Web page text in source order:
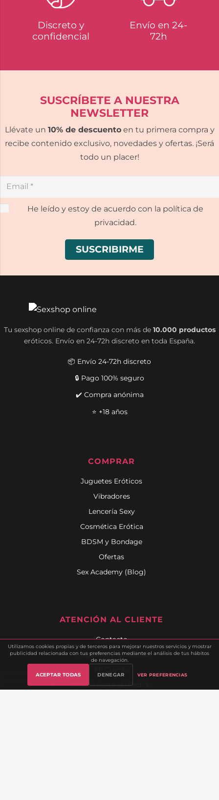
Utilizamos cookies propias y de terceros para mejorar nuestros servicios y mostrar
publicidad relacionada con tus preferencias mediante el análisis de tus hábitos
de navegación.
ACEPTAR TODAS DENEGAR VER PREFERENCIAS
Discreto y
confidencial
Envío en 24-
72h
SUSCRÍBETE A NUESTRA
NEWSLETTER
Llévate un 10% de descuentoen tu primera compra y
recibe contenido exclusivo, novedades y ofertas. ¡Será
todo un placer!
He leído y estoy de acuerdo con la política de
privacidad.
Tu sexshop online de confianza con más de 10.000 productos
eróticos. Envío en 24-72h discreto en toda España.
📦 Envío 24-72h discreto
🔒 Pago 100% seguro
✔️ Compra anónima
⭐ +18 años
COMPRAR
Juguetes Eróticos
Vibradores
Lencería Sexy
Cosmética Erótica
BDSM y Bondage
Ofertas
Sex Academy (Blog)
ATENCIÓN AL CLIENTE
Contacto
Preguntas Frecuentes
Seguimiento de Pedido